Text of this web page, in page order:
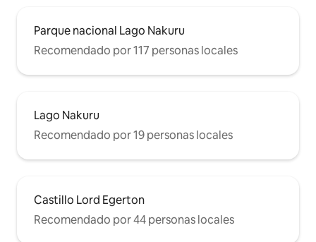
Parque nacional Lago Nakuru
Recomendado por 117 personas locales
Lago Nakuru
Recomendado por 19 personas locales
Castillo Lord Egerton
Recomendado por 44 personas locales